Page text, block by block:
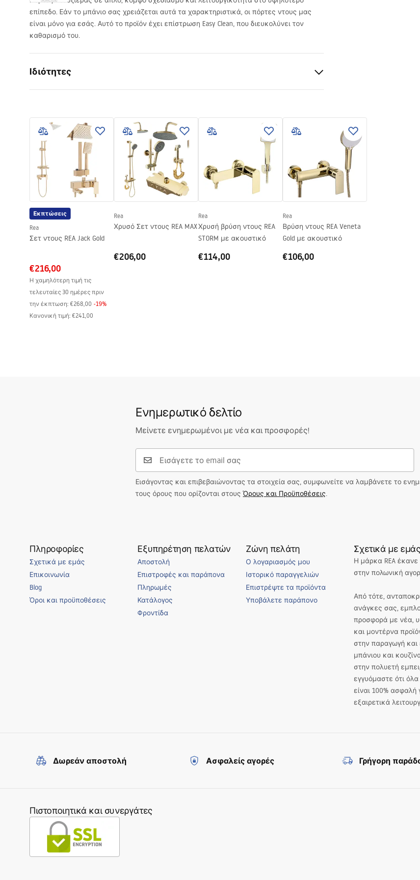
επίπεδο. Εάν το μπάνιο σας χρειάζεται αυτά τα χαρακτηριστικά, οι πόρτες ντους μας
είναι μόνο για εσάς. Αυτό το προϊόν έχει επίστρωση Easy Clean, που διευκολύνει τον
καθαρισμό του.
Ιδιότητες
Κατεύθυνση πόρτας
Γενικής χρήσης
Πάχος τζαμιού
6 mm
Ύψος πόρτας ντους
Ύψος πόρτας ντους
Πλάτος εισόδου
50 cm
Υλικό προφίλ
Αλουμίνιο
Κατεύθυνση ανοίγματος
προς τα έξω
Ναι, στο εσωτερικό του τζαμιού
Φινίρισμα προφίλ
Ρύθμιση σε προφίλ
περιλαμβάνεται σετ φλάντζας
Δυνατότητα εγκατάστασης χωρίς δίσκο
Εκπτώσεις
Rea
Σετ ντους REA Jack Gold
€216,00
Η χαμηλότερη τιμή τις
τελευταίες 30 ημέρες πριν
την έκπτωση: €268,00 -19%
Κανονική τιμή: €241,00
Rea
Χρυσό Σετ ντους REA MAX
€206,00
Rea
Χρυσή βρύση ντους REA
STORM με ακουστικό
€114,00
Rea
Βρύση ντους REA Veneta
Gold με ακουστικό
€106,00
Ενημερωτικό δελτίο
Μείνετε ενημερωμένοι με νέα και προσφορές!
Εισάγοντας και επιβεβαιώνοντας τα στοιχεία σας, συμφωνείτε να λαμβάνετε το
τους όρους που ορίζονται στους Όρους και Προϋποθέσεις.
Πληροφορίες
Σχετικά με εμάς
Επικοινωνία
Blog
Όροι και προϋποθέσεις
Εξυπηρέτηση πελατών
Αποστολή
Επιστροφές και παράπονα
Πληρωμές
Κατάλογος
Φροντίδα
Ζώνη πελάτη
Ο λογαριασμός μου
Ιστορικό παραγγελιών
Επιστρέψτε τα προϊόντα
Υποβάλετε παράπονο
Σχετικά με εμάς
Η μάρκα REA έκανε
στην πολωνική
Από τότε,
ανάγκες σας,
προσφορά με νέα,
και μοντέρνα
στην παραγωγή και
μπάνιου και
στην πολυετή
εγγυόμαστε ότι
είναι 100% ασφαλή
εξαιρετικά
Δωρεάν αποστολή Ασφαλείς αγορές Γρήγορη
Πιστοποιητικά και συνεργάτες